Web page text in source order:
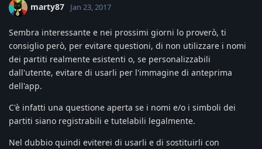
marty87 Jan 23, 2017
Sembra interessante e nei prossimi giorni lo proverò, ti
consiglio però, per evitare questioni, di non utilizzare i nomi
dei partiti realmente esistenti o, se personalizzabili
dall'utente, evitare di usarli per l'immagine di anteprima
dell'app.
C'è infatti una questione aperta se i nomi e/o i simboli dei
partiti siano registrabili e tutelabili legalmente.
Nel dubbio quindi eviterei di usarli e di sostituirli con